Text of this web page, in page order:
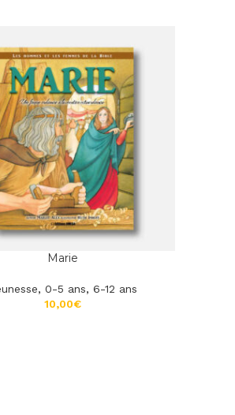
Marie
, 0-5 ans, 6-12 ans
€